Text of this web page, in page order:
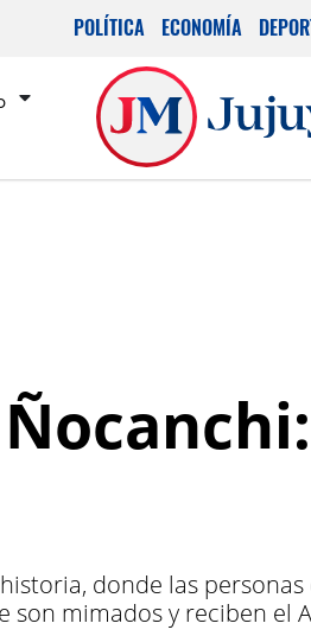
POLÍTICA ECONOMÍA
donde las
mimados y reciben el